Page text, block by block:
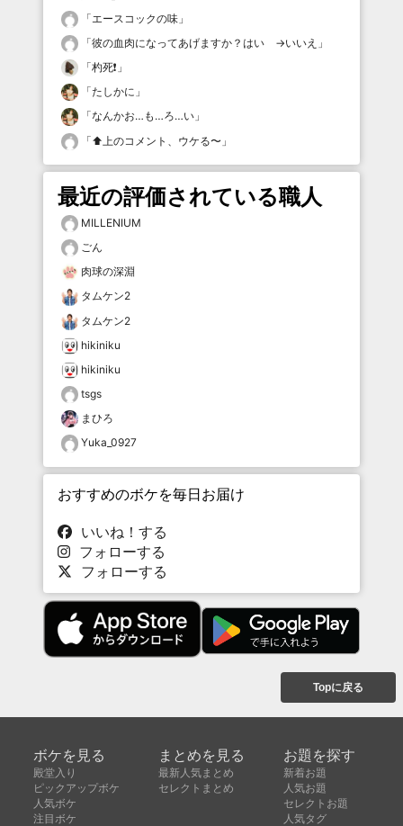
「エースコックの味 」
「彼の血肉になってあげますか？はい →いいえ 」
「杓死❗️ 」
「たしかに 」
「なんかお…も…ろ…い 」
「⬆️上のコメント、ウケる〜 」
最近の評価されている職人
MILLENIUM
ごん
肉球の深淵
タムケン2
タムケン2
hikiniku
hikiniku
tsgs
まひろ
Yuka_0927
おすすめのボケを毎日お届け
いいね！する
フォローする
フォローする
Topに戻る
ボケを見る
殿堂入り
ピックアップボケ
人気ボケ
注目ボケ
まとめを見る
最新人気まとめ
セレクトまとめ
お題を探す
新着お題
人気お題
セレクトお題
人気タグ